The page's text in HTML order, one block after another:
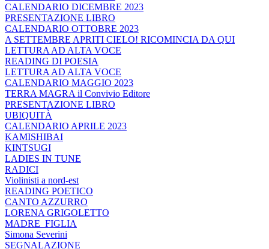
CALENDARIO DICEMBRE 2023
PRESENTAZIONE LIBRO
CALENDARIO OTTOBRE 2023
A SETTEMBRE APRITI CIELO! RICOMINCIA DA QUI
LETTURA AD ALTA VOCE
READING DI POESIA
LETTURA AD ALTA VOCE
CALENDARIO MAGGIO 2023
TERRA MAGRA il Convivio Editore
PRESENTAZIONE LIBRO
UBIQUITÀ
CALENDARIO APRILE 2023
KAMISHIBAI
KINTSUGI
LADIES IN TUNE
RADICI
Violinisti a nord-est
READING POETICO
CANTO AZZURRO
LORENA GRIGOLETTO
MADRE_FIGLIA
Simona Severini
SEGNALAZIONE